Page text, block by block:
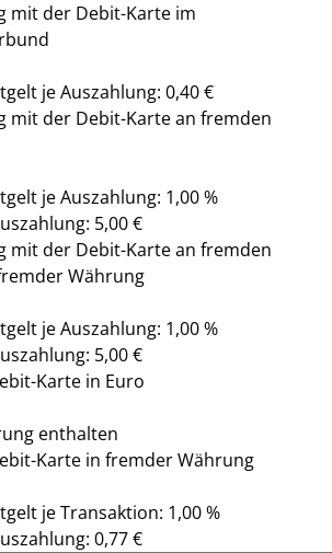
mit der Debit-Karte im
je Auszahlung: 0,40 €
mit der Debit-Karte an fremden
je Auszahlung: 1,00 %
5,00 €
mit der Debit-Karte an fremden
Währung
je Auszahlung: 1,00 %
5,00 €
Karte in Euro
enthalten
Karte in fremder Währung
je Transaktion: 1,00 %
0,77 €